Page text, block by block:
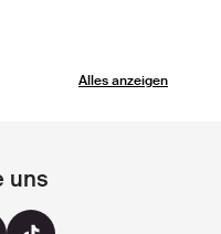
Alles anzeigen
uns